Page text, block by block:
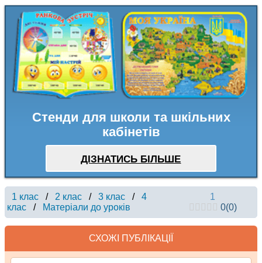
Стенди для школи та шкільних
кабінетів
ДІЗНАТИСЬ БІЛЬШЕ
1 клас / 2 клас / 3 клас /
4
клас
/ Матеріали до уроків
1
0(0)
СХОЖІ ПУБЛІКАЦІЇ